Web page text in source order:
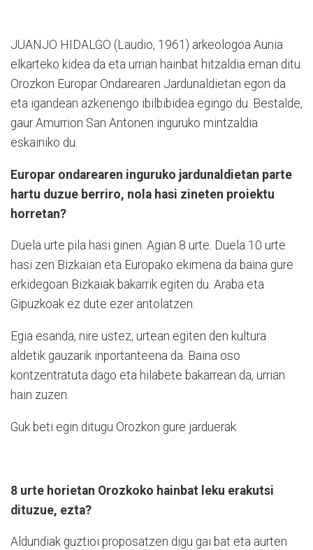
JUANJO HIDALGO (Laudio, 1961) arkeologoa Aunia
elkarteko kidea da eta urrian hainbat hitzaldia eman ditu.
Orozkon Europar Ondarearen Jardunaldietan egon da
eta igandean azkenengo ibilbibidea egingo du. Bestalde,
gaur Amurrion San Antonen inguruko mintzaldia
eskainiko du.
Europar ondarearen inguruko jardunaldietan parte
hartu duzue berriro, nola hasi zineten proiektu
horretan?
Duela urte pila hasi ginen. Agian 8 urte. Duela 10 urte
hasi zen Bizkaian eta Europako ekimena da baina gure
erkidegoan Bizkaiak bakarrik egiten du. Araba eta
Gipuzkoak ez dute ezer antolatzen.
Egia esanda, nire ustez, urtean egiten den kultura
aldetik gauzarik inportanteena da. Baina oso
kontzentratuta dago eta hilabete bakarrean da, urrian
hain zuzen.
Guk beti egin ditugu Orozkon gure jarduerak.
8 urte horietan Orozkoko hainbat leku erakutsi
dituzue, ezta?
Aldundiak guztioi proposatzen digu gai bat eta aurten